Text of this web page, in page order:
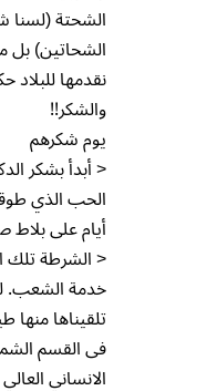
الشحتة
الشحاتين) بل
نقدمها للبلاد
والشكر!!
يوم شكرهم
< أبدأ بشكر
الحب الذي
أيام على بلاط
< الشرطة تلك
خدمة الشعب.
تلقيناها منها
فى القسم
الانساني